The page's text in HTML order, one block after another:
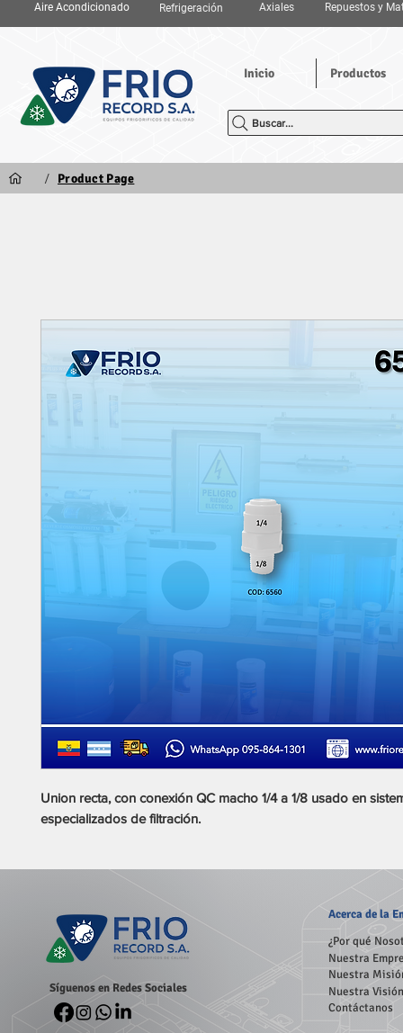
Aire Acondicionado Refrigeración Axiales Repuestos y
Inicio Productos
Buscar...
/ Product Page
Union recta, con conexión QC macho 1/4 a 1/8 usado en
especializados de filtración.
Síguenos en Redes Sociales
Acercade la
¿Por qué
Nuestra
Nuestra
Nuestra Visión
Contáctanos